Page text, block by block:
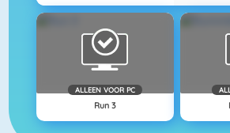
ALLEEN VOOR PC
Run 3